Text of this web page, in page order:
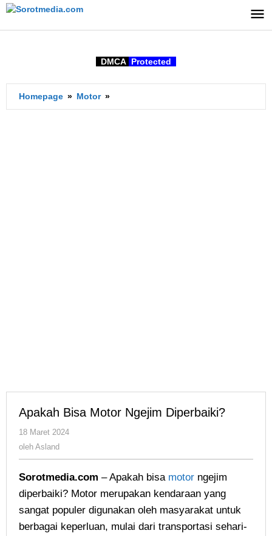
Lewati
konten
DMCA Protected
Homepage » Motor »
Bisa
Apakah Bisa Motor Ngejim Diperbaiki?
18 Maret 2024
oleh Asland
Sorotmedia.com – Apakah bisa motor ngejim
diperbaiki? Motor merupakan kendaraan yang
sangat populer digunakan oleh masyarakat untuk
berbagai keperluan, mulai dari transportasi sehari-